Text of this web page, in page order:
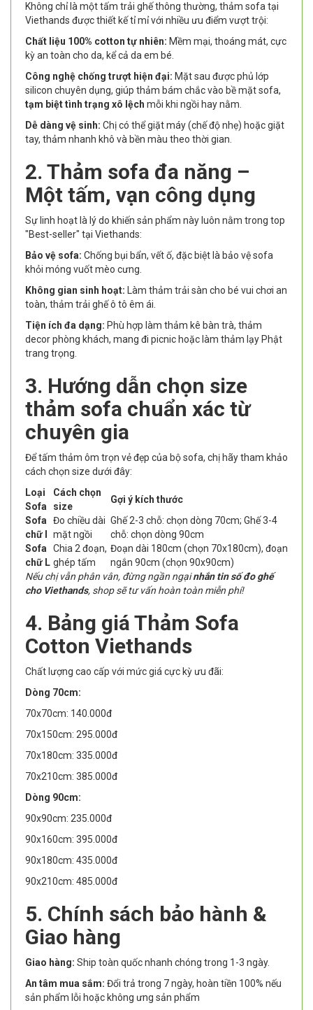
Không chỉ là một tấm trải ghế thông thường, thảm sofa tại
Viethands được thiết kế tỉ mỉ với nhiều ưu điểm vượt trội:
Chất liệu 100% cotton tự nhiên: Mềm mại, thoáng mát, cực
kỳ an toàn cho da, kể cả da em bé.
Công nghệ chống trượt hiện đại: Mặt sau được phủ lớp
silicon chuyên dụng, giúp thảm bám chắc vào bề mặt sofa,
tạm biệt tình trạng xô lệch mỗi khi ngồi hay nằm.
Dễ dàng vệ sinh: Chị có thể giặt máy (chế độ nhẹ) hoặc giặt
tay, thảm nhanh khô và bền màu theo thời gian.
2. Thảm sofa đa năng –
Một tấm, vạn công dụng
Sự linh hoạt là lý do khiến sản phẩm này luôn nằm trong top
"Best-seller" tại Viethands:
Bảo vệ sofa: Chống bụi bẩn, vết ố, đặc biệt là bảo vệ sofa
khỏi móng vuốt mèo cưng.
Không gian sinh hoạt: Làm thảm trải sàn cho bé vui chơi an
toàn, thảm trải ghế ô tô êm ái.
Tiện ích đa dạng: Phù hợp làm thảm kê bàn trà, thảm
decor phòng khách, mang đi picnic hoặc làm thảm lạy Phật
trang trọng.
3. Hướng dẫn chọn size
thảm sofa chuẩn xác từ
chuyên gia
Để tấm thảm ôm trọn vẻ đẹp của bộ sofa, chị hãy tham khảo
cách chọn size dưới đây:
Loại
Sofa
Cách chọn
size
Gợi ý kích thước
Sofa
chữ I
Đo chiều dài
mặt ngồi
Ghế 2-3 chỗ: chọn dòng 70cm; Ghế 3-4
chỗ: chọn dòng 90cm
Sofa
chữ L
Chia 2 đoạn,
ghép tấm
Đoạn dài 180cm (chọn 70x180cm), đoạn
ngắn 90cm (chọn 90x90cm)
Nếu chị vẫn phân vân, đừng ngần ngạinhắn tin số đo ghế
cho Viethands, shop sẽ tư vấn hoàn toàn miễn phí!
4. Bảng giá Thảm Sofa
Cotton Viethands
Chất lượng cao cấp với mức giá cực kỳ ưu đãi:
Dòng 70cm:
70x70cm: 140.000đ
70x150cm: 295.000đ
70x180cm: 335.000đ
70x210cm: 385.000đ
Dòng 90cm:
90x90cm: 235.000đ
90x160cm: 395.000đ
90x180cm: 435.000đ
90x210cm: 485.000đ
5. Chính sách bảo hành &
Giao hàng
Giao hàng: Ship toàn quốc nhanh chóng trong 1-3 ngày.
An tâm mua sắm: Đổi trả trong 7 ngày, hoàn tiền 100% nếu
sản phẩm lỗi hoặc không ưng sản phẩm